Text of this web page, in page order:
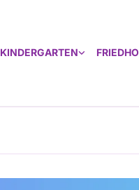
KINDERGARTEN